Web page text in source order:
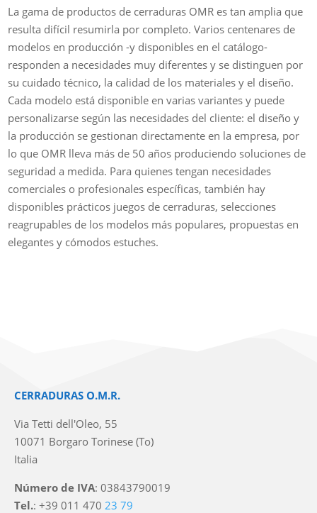
La gama de productos de cerraduras OMR es tan amplia que
resulta difícil resumirla por completo. Varios centenares de
modelos en producción -y disponibles en el catálogo-
responden a necesidades muy diferentes y se distinguen por
su cuidado técnico, la calidad de los materiales y el diseño.
Cada modelo está disponible en varias variantes y puede
personalizarse según las necesidades del cliente: el diseño y
la producción se gestionan directamente en la empresa, por
lo que OMR lleva más de 50 años produciendo soluciones de
seguridad a medida. Para quienes tengan necesidades
comerciales o profesionales específicas, también hay
disponibles prácticos juegos de cerraduras, selecciones
reagrupables de los modelos más populares, propuestas en
elegantes y cómodos estuches.
CERRADURAS O.M.R.
Via Tetti dell'Oleo, 55
10071 Borgaro Torinese (To)
Italia
Número de IVA: 03843790019
Tel.: +39 011 470 23 79